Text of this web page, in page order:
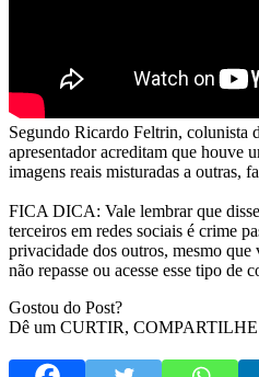
Segundo Ricardo Feltrin, colunista
apresentador acreditam que houve
imagens reais misturadas a outras,
FICA DICA: Vale lembrar que
terceiros em redes sociais é crime
privacidade dos outros, mesmo que
não repasse ou acesse esse tipo de
Gostou do Post?
Dê um CURTIR,